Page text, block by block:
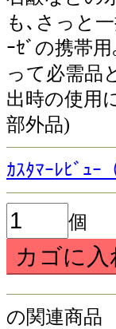
も､さっと
ｰｾﾞの携帯
って必需品
出時の使用
部外品)
ｶｽﾀﾏｰﾚﾋﾞｭｰ
個
の関連商品